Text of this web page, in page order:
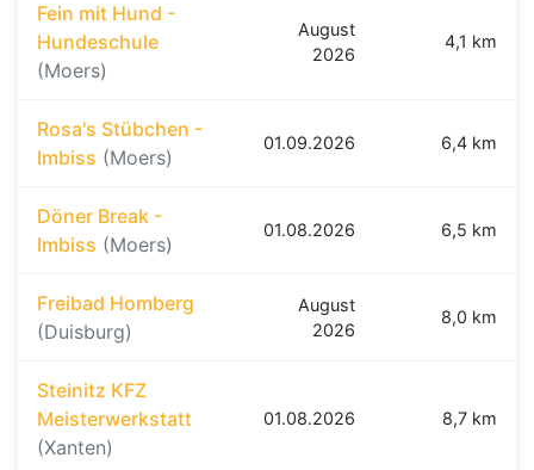
Fein mit Hund -
Hundeschule
(Moers)
August
2026
4,1 km
Rosa's Stübchen -
Imbiss (Moers)
01.09.2026 6,4 km
Döner Break -
Imbiss (Moers)
01.08.2026 6,5 km
Freibad Homberg
(Duisburg)
August
2026
8,0 km
Steinitz KFZ
Meisterwerkstatt
(Xanten)
01.08.2026 8,7 km